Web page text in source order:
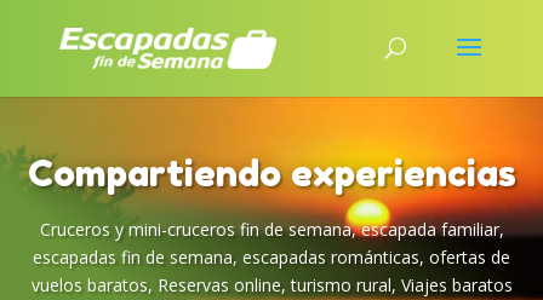
Compartiendo experiencias
Cruceros y mini-cruceros fin de semana,escapada familiar,
escapadas fin de semana, escapadas románticas, ofertas de
vuelos baratos, Reservas online,turismo rural, Viajes baratos